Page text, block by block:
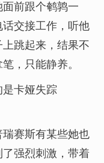
前跟个鹌鹑一
交接工作，听他
跳起来，结果不
，只能静养。
卡娅失踪
赛斯有某些她也
强烈刺激，带着